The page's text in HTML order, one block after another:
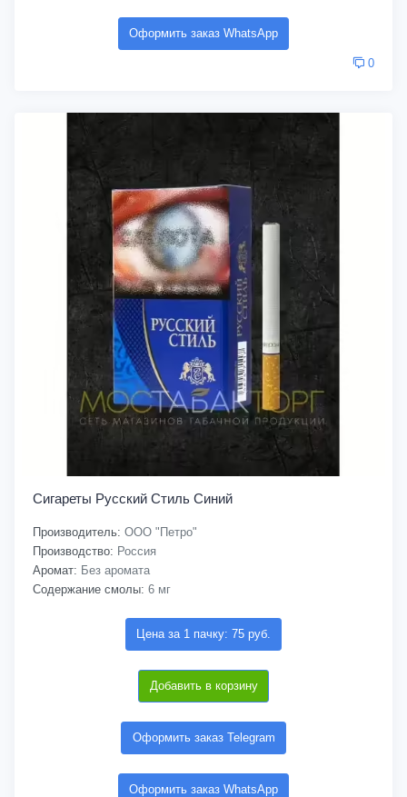
Оформить заказ WhatsApp
0
Сигареты Русский Стиль Синий
Производитель: ООО "Петро"
Производство: Россия
Аромат: Без аромата
Содержание смолы: 6 мг
Цена за 1 пачку: 75 руб.
Добавить в корзину
Оформить заказ Telegram
Оформить заказ WhatsApp